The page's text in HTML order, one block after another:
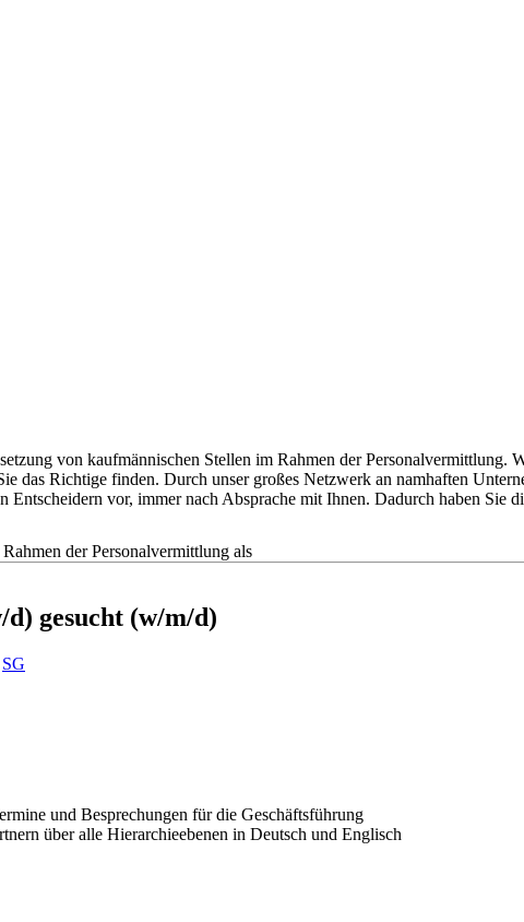
von kaufmännischen Stellen im Rahmen der Personalvermittlung.
das Richtige finden. Durch unser großes Netzwerk an namhaften
vor, immer nach Absprache mit Ihnen. Dadurch haben Sie
der Personalvermittlung als
gesucht (w/m/d)
SG
und Besprechungen für die Geschäftsführung
über alle Hierarchieebenen in Deutsch und Englisch